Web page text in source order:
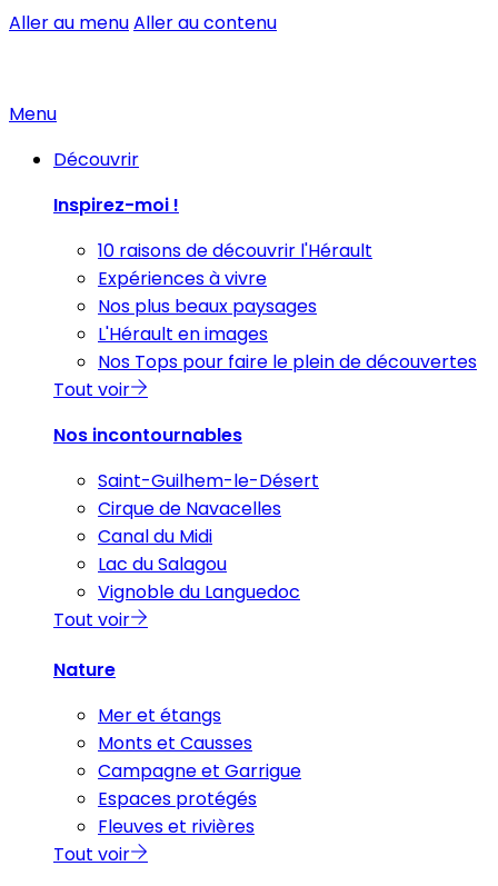
Aller au menuAller au contenu
Menu
Découvrir
Inspirez-moi !
10 raisons de découvrir l'Hérault
Expériences à vivre
Nos plus beaux paysages
L'Hérault en images
Nos Tops pour faire le plein de découvertes
Tout voir
Nos incontournables
Saint-Guilhem-le-Désert
Cirque de Navacelles
Canal du Midi
Lac du Salagou
Vignoble du Languedoc
Tout voir
Nature
Mer et étangs
Monts et Causses
Campagne et Garrigue
Espaces protégés
Fleuves et rivières
Tout voir